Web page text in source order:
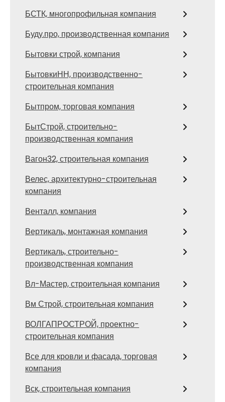
БСТК, многопрофильная компания
Буду.про, производственная компания
Бытовки строй, компания
БытовкиНН, производственно-
строительная компания
Бытпром, торговая компания
БытСтрой, строительно-
производственная компания
Вагон32, строительная компания
Велес, архитектурно-строительная
компания
Венталл, компания
Вертикаль, монтажная компания
Вертикаль, строительно-
производственная компания
Вл-Мастер, строительная компания
Вм Строй, строительная компания
ВОЛГАПРОСТРОЙ, проектно-
строительная компания
Все для кровли и фасада, торговая
компания
Вск, строительная компания